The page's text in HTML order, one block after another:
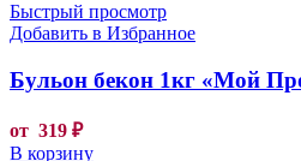
Быстрый просмотр
Добавить в Избранное
Бульон бекон 1кг «Мой
от 319 ₽
В корзину